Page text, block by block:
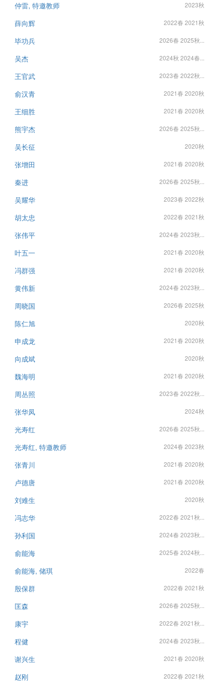
仲雷, 特邀教师 2023秋
薛向辉 2022春 2021秋
毕功兵 2026春 2025秋...
吴杰 2024秋 2024春...
王官武 2023春 2022秋...
俞汉青 2021春 2020秋
王细胜 2021春 2020秋
熊宇杰 2026春 2025秋...
吴长征 2020秋
张增田 2021春 2020秋
秦进 2026春 2025秋...
吴耀华 2023春 2022秋
胡太忠 2022春 2021秋
张伟平 2024春 2023秋...
叶五一 2021春 2020秋
冯群强 2021春 2020秋
黄伟新 2024春 2023秋...
周晓国 2026春 2025秋
陈仁旭 2020秋
申成龙 2021春 2020秋
向成斌 2020秋
魏海明 2021春 2020秋
周丛照 2023春 2022秋...
张华凤 2024秋
光寿红 2026春 2025秋...
光寿红, 特邀教师 2024春 2023秋
张青川 2021春 2020秋
卢德唐 2021春 2020秋
刘难生 2020秋
冯志华 2022春 2021秋...
孙利国 2024春 2023秋...
俞能海 2025春 2024秋...
俞能海, 储琪 2022春
殷保群 2022春 2021秋
匡森 2026春 2025秋...
康宇 2022春 2021秋...
程健 2024春 2023秋...
谢兴生 2021春 2020秋
赵刚 2022春 2021秋